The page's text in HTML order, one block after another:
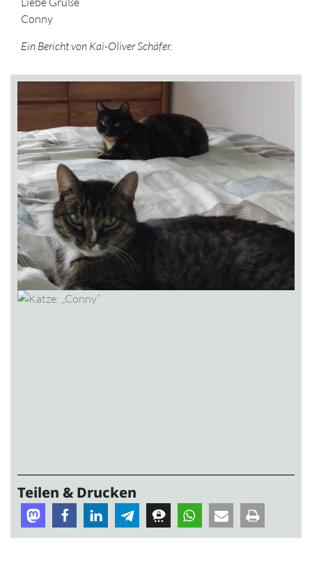
Conny
Ein Bericht von Kai-Oliver Schäfer.
Teilen & Drucken